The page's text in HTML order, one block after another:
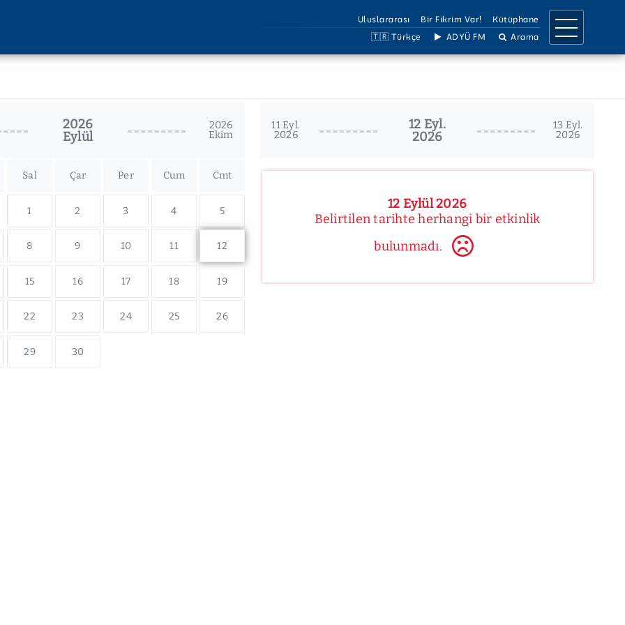
Uluslararası Bir Fikrim Var!
Kütüphane
🇹🇷 Türkçe
ADYÜ FM Arama
Rektörlüğe Bağlı Birimler
Devlet Konservatuvarı
Meslek Yüksekokulları
Uygulama ve Araştırma
Merkezleri
Etik Kurullar
Ulaşım Bilgileri
Birimler Listesi
Sosyal Medya
2026
Eylül
2026
Ekim
Sal Çar Per Cum Cmt
1 2 3 4 5
8 9 10 11 12
15 16 17 18 19
22 23 24 25 26
29 30
11 Eyl.
2026
12 Eyl.
2026
13 Eyl.
2026
12 Eylül 2026
Belirtilen tarihte herhangi bir etkinlik
bulunmadı.